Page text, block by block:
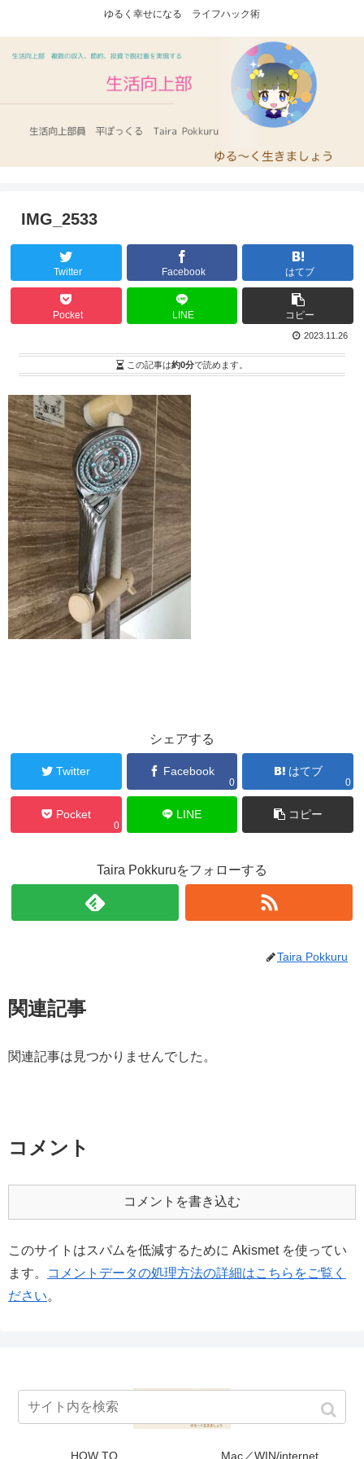
ゆるく幸せになる ライフハック術
IMG_2533
Twitter Facebook はてブ
Pocket LINE コピー
2023.11.26
この記事は約0分で読めます。
シェアする
Twitter Facebook
0
はてブ
0
Pocket
0
LINE コピー
Taira Pokkuruをフォローする
Taira Pokkuru
関連記事
関連記事は見つかりませんでした。
コメント
コメントを書き込む
このサイトはスパムを低減するために Akismet を使ってい
ます。
コメントデータの処理方法の詳細はこちらをご覧く
ださい。
HOW TO Mac／WIN/internet